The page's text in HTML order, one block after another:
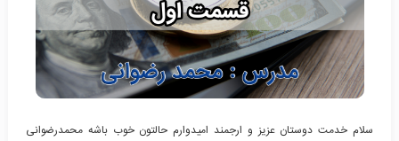
سلام خدمت دوستان عزیز و ارجمند امیدوارم حالتون خوب باشه محمدرضوانی